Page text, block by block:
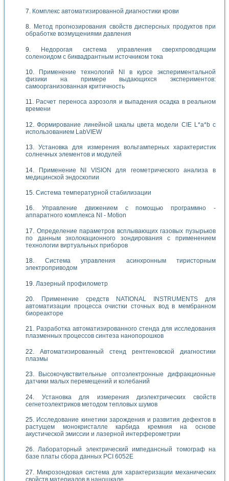
Комплекс автоматизированной диагностики крови
Метод прогнозирования свойств дисперсных продуктов при
обработке возмущениями давления
Недорогая система управления сверхпроводящим
соленоидом с биквадрантным источником тока
Применение технологий NI в курсе экспериментальной
физики на примере выдающихся экспериментов:
самоорганизованная критичность
Расчет переноса аэрозоля и выпадения осадка в реальном
времени
Формирование линейной шкалы цвета модели CIE L*a*b с
использованием LabVIEW
Установка для измерения вольтамперных характеристик
солнечных элементов и модулей
Применение NI VISION для геометрического анализа в
медицинской эндоскопии
Система температурной стабилизации
Управление движением с помощью программно -
аппаратного комплекса NI - Motion
Определение параметров всплывающих газовых пузырьков
по данным эхолокационного зондирования с применением
технологии виртуальных приборов
Система управления асинхронным тиристорным
электроприводом
Лазерный профилометр
Применение средств NATIONAL INSTRUMENTS для
автоматизации процесса очистки сточных вод в мембранном
биореакторе
Разработка автоматизированного стенда для исследования
плазменных процессов синтеза нанопорошков
Автоматизированный стенд рентгеновской диагностики
плазмы
Высокочувствительные оптоэлектронные дифракционные
датчики малых перемещений и колебаний
Установка для измерения диэлектрических свойств
сегнетоэлектриков методом тепловых шумов
Исследование кинетики зарождения и развития дефектов в
растущем монокристалле карбида кремния на основе
акустической эмиссии и лазерной интерферометрии
Лабораторный электрический импедансный томограф на
базе платы сбора данных PCI 6052E
Микрозондовая система для характеризации механических
свойств материалов в наношкале